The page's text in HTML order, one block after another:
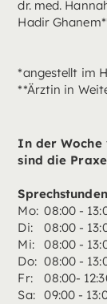
dr. med.
Hadir
*angestellt im
**Ärztin in
In der Woche
sind die
Mo: 08:00 -
Di:
08:00 -
Mi:
08:00 -
Do: 08:00 -
Fr:
08:00-
Sa:
09:00 -